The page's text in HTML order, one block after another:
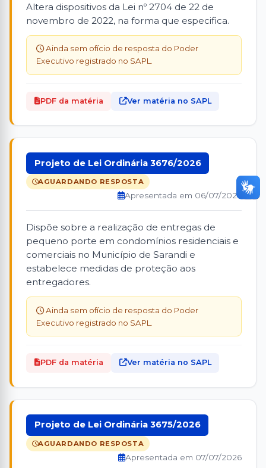
Altera dispositivos da Lei nº 2704 de 22 de
novembro de 2022, na forma que especifica.
Ainda sem ofício de resposta do Poder
Executivo registrado no SAPL.
PDF da matéria Ver matéria no SAPL
Projeto de Lei Ordinária 3676/2026
AGUARDANDO RESPOSTA
Apresentada em 06/07/2026
Dispõe sobre a realização de entregas de
pequeno porte em condomínios residenciais e
comerciais no Município de Sarandi e
estabelece medidas de proteção aos
entregadores.
Ainda sem ofício de resposta do Poder
Executivo registrado no SAPL.
PDF da matéria Ver matéria no SAPL
Projeto de Lei Ordinária 3675/2026
AGUARDANDO RESPOSTA
Apresentada em 07/07/2026